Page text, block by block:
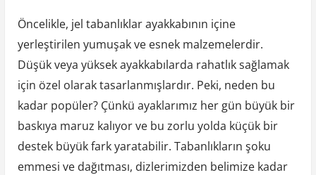
Öncelikle, jel tabanlıklar ayakkabının içine
yerleştirilen yumuşak ve esnek malzemelerdir.
Düşük veya yüksek ayakkabılarda rahatlık sağlamak
için özel olarak tasarlanmışlardır. Peki, neden bu
kadar popüler? Çünkü ayaklarımız her gün büyük bir
baskıya maruz kalıyor ve bu zorlu yolda küçük bir
destek büyük fark yaratabilir. Tabanlıkların şoku
emmesi ve dağıtması, dizlerimizden belimize kadar